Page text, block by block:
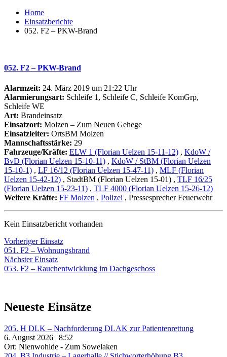
Home
Einsatzberichte
052. F2 – PKW-Brand
052. F2 – PKW-Brand
Alarmzeit: 24. März 2019 um 21:22 Uhr
Alarmierungsart: Schleife 1, Schleife C, Schleife KomGrp,
Schleife WE
Art: Brandeinsatz
Einsatzort: Molzen – Zum Neuen Gehege
Einsatzleiter: OrtsBM Molzen
Mannschaftsstärke: 29
Fahrzeuge/Kräfte: ELW 1 (Florian Uelzen 15-11-12) , KdoW /
BvD (Florian Uelzen 15-10-11) , KdoW / StBM (Florian Uelzen
15-10-1) , LF 16/12 (Florian Uelzen 15-47-11) , MLF (Florian
Uelzen 15-42-12) , StadtBM (Florian Uelzen 15-01) , TLF 16/25
(Florian Uelzen 15-23-11) , TLF 4000 (Florian Uelzen 15-26-12)
Weitere Kräfte: FF Molzen , Polizei , Pressesprecher Feuerwehr
Kein Einsatzbericht vorhanden
Beitragsnavigation
Vorheriger EinsatzVorheriger
Einsatz:
051. F2 – Wohnungsbrand
Nächster EinsatzNächster
Einsatz:
053. F2 – Rauchentwicklung im Dachgeschoss
Neueste Einsätze
205. H DLK – Nachforderung DLAK zur Patientenrettung
6. August 2026 | 8:52
Ort: Nienwohlde - Zum Sowelaken